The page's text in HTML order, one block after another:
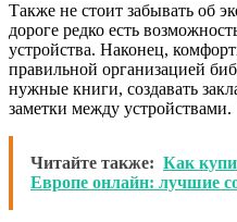
Также не стоит забывать об
дороге редко есть
устройства. Наконец,
правильной организацией
нужные книги, создавать
заметки между устройствами.
Читайте также: Как
Европе онлайн: лучшие